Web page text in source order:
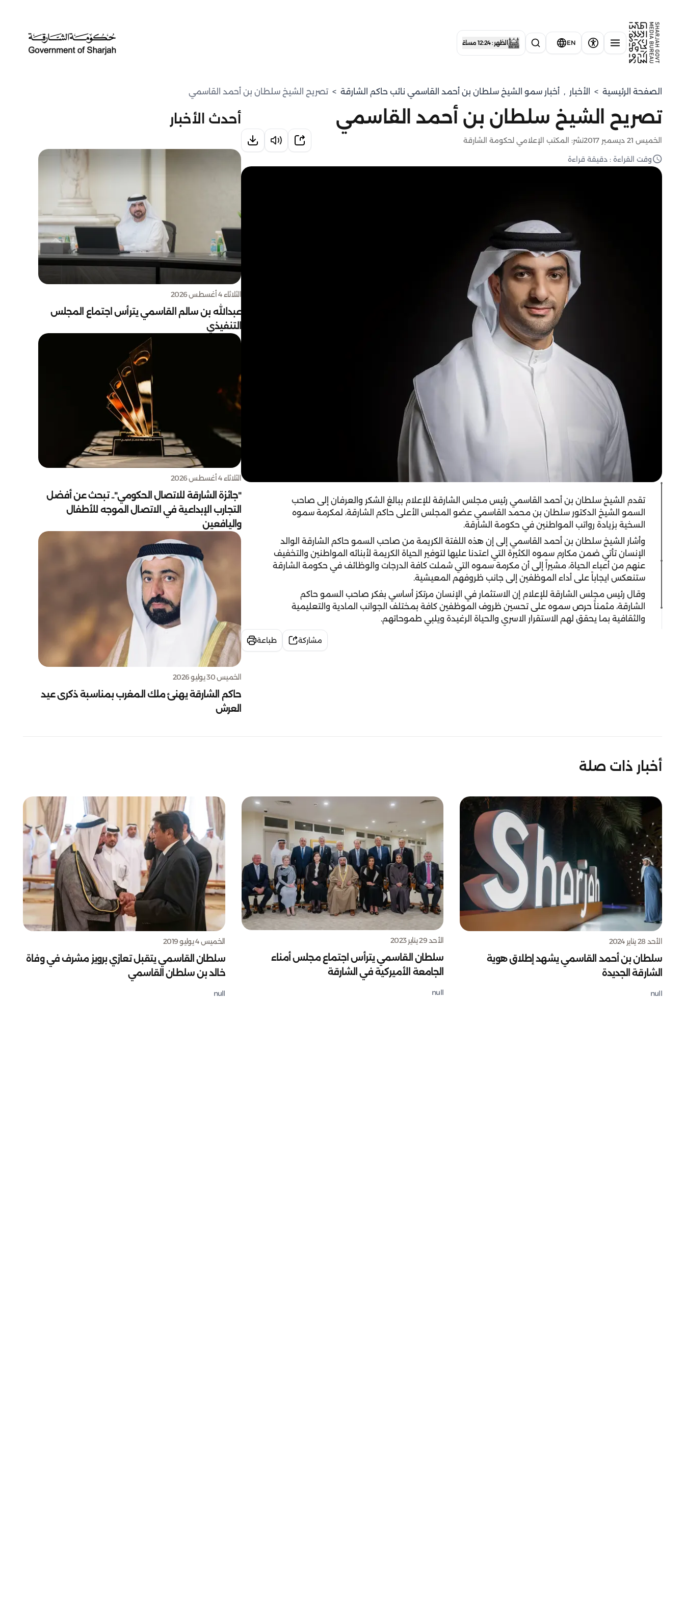
EN الظهر : 12:24 مساءً
الصفحة الرئيسية > الأخبار , ⁠أخبار سمو الشيخ سلطان بن أحمد القاسمي نائب حاكم الشارقة > تصريح الشيخ سلطان بن أحمد القاسمي
تصريح الشيخ سلطان بن أحمد القاسمي
الخميس 21 ديسمبر 2017 نشر: المكتب الإعلامي لحكومة الشارقة
وقت القراءة : دقيقة قراءة
تقدم الشيخ سلطان بن أحمد القاسمي رئيس مجلس الشارقة للإعلام ببالغ الشكر والعرفان إلى صاحب
السمو الشيخ الدكتور سلطان بن محمد القاسمي عضو المجلس الأعلى حاكم الشارقة، لمكرمة سموه
السخية بزيادة رواتب المواطنين في حكومة الشارقة.
وأشار الشيخ سلطان بن أحمد القاسمي إلى إن هذه اللفتة الكريمة من صاحب السمو حاكم الشارقة الوالد
الإنسان تأتي ضمن مكارم سموه الكثيرة التي اعتدنا عليها لتوفير الحياة الكريمة لأبنائه المواطنين والتخفيف
عنهم من أعباء الحياة، مشيراً إلى أن مكرمة سموه التي شملت كافة الدرجات والوظائف في حكومة الشارقة
ستنعكس ايجاباً على أداء الموظفين إلى جانب ظروفهم المعيشية.
وقال رئيس مجلس الشارقة للإعلام إن الاستثمار في الإنسان مرتكز أساسي بفكر صاحب السمو حاكم
الشارقة، مثمناً حرص سموه على تحسين ظروف الموظفين كافة بمختلف الجوانب المادية والتعليمية
والثقافية بما يحقق لهم الاستقرار الاسري والحياة الرغيدة ويلبي طموحاتهم.
مشاركة طباعة
أحدث الأخبار
الثلاثاء 4 أغسطس 2026
عبدالله بن سالم القاسمي يترأس اجتماع المجلس
التنفيذي
الثلاثاء 4 أغسطس 2026
"جائزة الشارقة للاتصال الحكومي".. تبحث عن أفضل
التجارب الإبداعية في الاتصال الموجه للأطفال
واليافعين
الخميس 30 يوليو 2026
حاكم الشارقة يهنئ ملك المغرب بمناسبة ذكرى عيد
العرش
أخبار ذات صلة
الأحد 28 يناير 2024
سلطان بن أحمد القاسمي يشهد إطلاق هوية
الشارقة الجديدة
null
الأحد 29 يناير 2023
سلطان القاسمي يترأس اجتماع مجلس أمناء
الجامعة الأميركية في الشارقة
null
الخميس 4 يوليو 2019
سلطان القاسمي يتقبل تعازي برويز مشرف في وفاة
خالد بن سلطان القاسمي
null